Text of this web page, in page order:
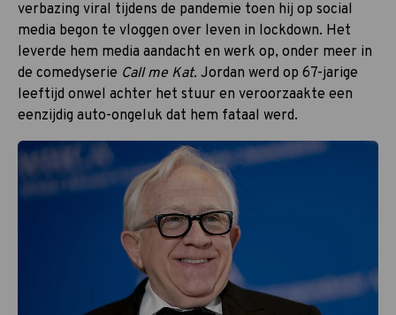
verbazing viral tijdens de pandemie toen hij op social
media begon te vloggen over leven in lockdown. Het
leverde hem media aandacht en werk op, onder meer in
de comedyserie Call me Kat. Jordan werd op 67-jarige
leeftijd onwel achter het stuur en veroorzaakte een
eenzijdig auto-ongeluk dat hem fataal werd.